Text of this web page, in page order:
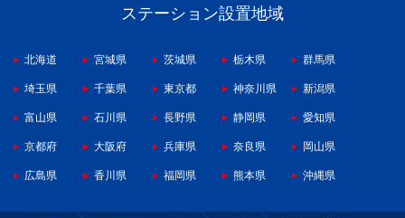
ステーション設置地域
北海道 宮城県 茨城県 栃木県 群馬県
埼玉県 千葉県 東京都 神奈川県 新潟県
富山県 石川県 長野県 静岡県 愛知県
京都府 大阪府 兵庫県 奈良県 岡山県
広島県 香川県 福岡県 熊本県 沖縄県